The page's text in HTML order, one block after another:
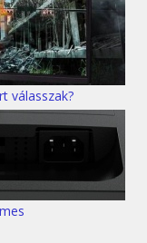
válasszak?